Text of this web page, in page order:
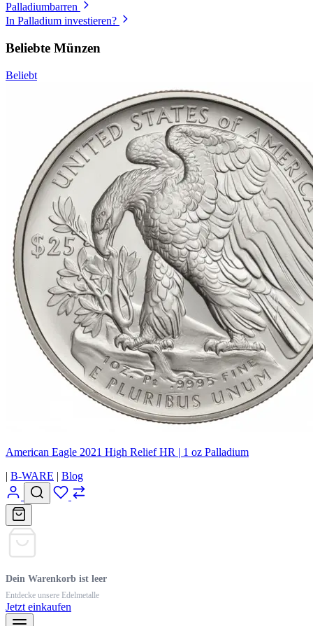
Palladiumbarren
In Palladium investieren?
Beliebte Münzen
Beliebt
American Eagle 2021 High Relief HR | 1 oz Palladium
| B-WARE | Blog
Dein Warenkorb ist leer
Entdecke unsere Edelmetalle
Jetzt einkaufen